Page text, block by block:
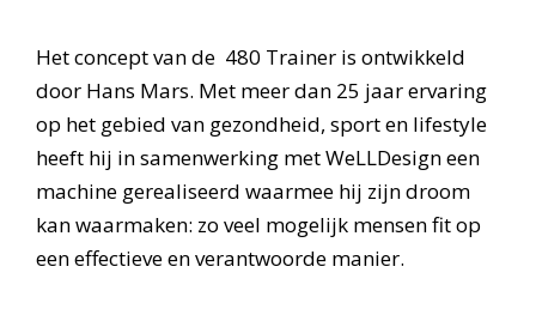
Het concept van de 480 Trainer is ontwikkeld
door Hans Mars. Met meer dan 25 jaar ervaring
op het gebied van gezondheid, sport en lifestyle
heeft hij in samenwerking met WeLLDesign een
machine gerealiseerd waarmee hij zijn droom
kan waarmaken: zo veel mogelijk mensen fit op
een effectieve en verantwoorde manier.